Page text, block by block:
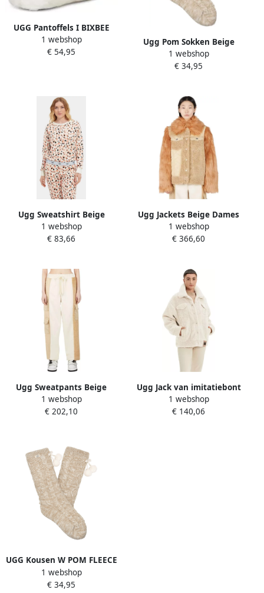
UGG Pantoffels I BIXBEE
met geborduurd logo
1 webshop
€ 54,95
Ugg Pom Sokken Beige
1014837 Beige Heren
1 webshop
€ 34,95
Ugg Sweatshirt Beige
Dames
1 webshop
€ 83,66
Ugg Jackets Beige Dames
1 webshop
€ 366,60
Ugg Sweatpants Beige
Dames
1 webshop
€ 202,10
Ugg Jack van imitatiebont
en schapenvacht Beige
Dames
1 webshop
€ 140,06
UGG Kousen W POM FLEECE
LINED CREW SOCK
1 webshop
€ 34,95